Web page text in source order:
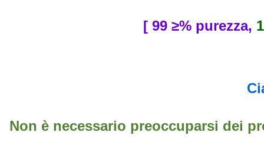
[ 99 ≥% purezza,
Non è necessario preoccuparsi dei